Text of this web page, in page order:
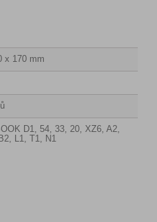
x 170 mm
D1, 54, 33, 20, XZ6, A2,
L1, T1, N1